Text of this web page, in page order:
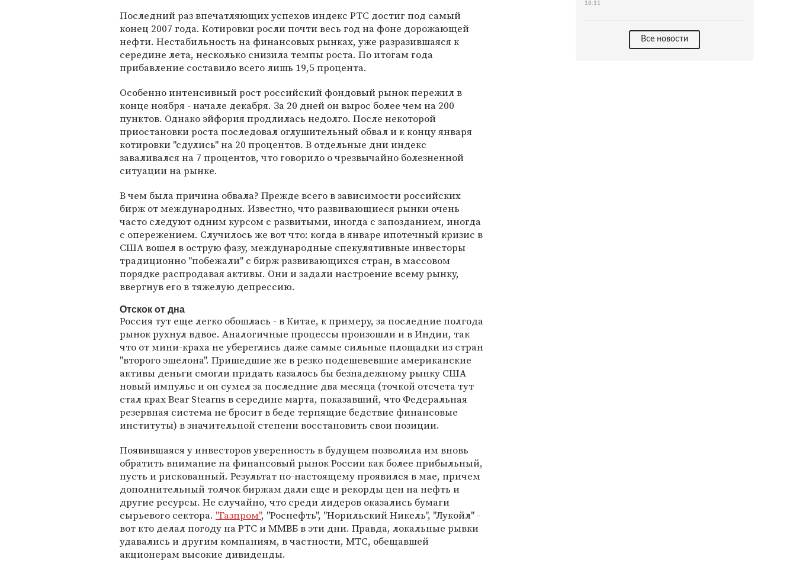
Последний раз впечатляющих успехов индекс РТС достиг под самый
конец 2007 года. Котировки росли почти весь год на фоне дорожающей
нефти. Нестабильность на финансовых рынках, уже разразившаяся к
середине лета, несколько снизила темпы роста. По итогам года
прибавление составило всего лишь 19,5 процента.
Особенно интенсивный рост российский фондовый рынок пережил в
конце ноября - начале декабря. За 20 дней он вырос более чем на 200
пунктов. Однако эйфория продлилась недолго. После некоторой
приостановки роста последовал оглушительный обвал и к концу января
котировки "сдулись" на 20 процентов. В отдельные дни индекс
заваливался на 7 процентов, что говорило о чрезвычайно болезненной
ситуации на рынке.
В чем была причина обвала? Прежде всего в зависимости российских
бирж от международных. Известно, что развивающиеся рынки очень
часто следуют одним курсом с развитыми, иногда с запозданием, иногда
с опережением. Случилось же вот что: когда в январе ипотечный кризис в
США вошел в острую фазу, международные спекулятивные инвесторы
традиционно "побежали" с бирж развивающихся стран, в массовом
порядке распродавая активы. Они и задали настроение всему рынку,
ввергнув его в тяжелую депрессию.
Отскок от дна
Россия тут еще легко обошлась - в Китае, к примеру, за последние полгода
рынок рухнул вдвое. Аналогичные процессы произошли и в Индии, так
что от мини-краха не убереглись даже самые сильные площадки из стран
"второго эшелона". Пришедшие же в резко подешевевшие американские
активы деньги смогли придать казалось бы безнадежному рынку США
новый импульс и он сумел за последние два месяца (точкой отсчета тут
стал крах Bear Stearns в середине марта, показавший, что Федеральная
резервная система не бросит в беде терпящие бедствие финансовые
институты) в значительной степени восстановить свои позиции.
Появившаяся у инвесторов уверенность в будущем позволила им вновь
обратить внимание на финансовый рынок России как более прибыльный,
пусть и рискованный. Результат по-настоящему проявился в мае, причем
дополнительный толчок биржам дали еще и рекорды цен на нефть и
другие ресурсы. Не случайно, что среди лидеров оказались бумаги
сырьевого сектора. "Газпром", "Роснефть", "Норильский Никель", "Лукойл" -
вот кто делал погоду на РТС и ММВБ в эти дни. Правда, локальные рывки
удавались и другим компаниям, в частности, МТС, обещавшей
акционерам высокие дивиденды.
18:11
Все новости